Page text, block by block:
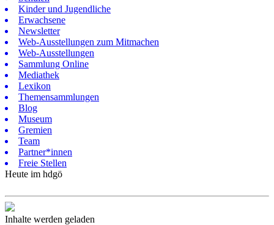
Kinder und Jugendliche
Erwachsene
Newsletter
Web-Ausstellungen zum Mitmachen
Web-Ausstellungen
Sammlung Online
Mediathek
Lexikon
Themensammlungen
Blog
Museum
Gremien
Team
Partner*innen
Freie Stellen
Heute im hdgö
Inhalte werden geladen